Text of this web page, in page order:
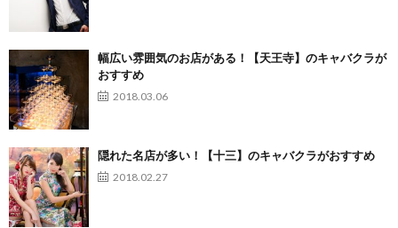
幅広い雰囲気のお店がある！【天王寺】のキャバクラが
おすすめ
2018.03.06
隠れた名店が多い！【十三】のキャバクラがおすすめ
2018.02.27